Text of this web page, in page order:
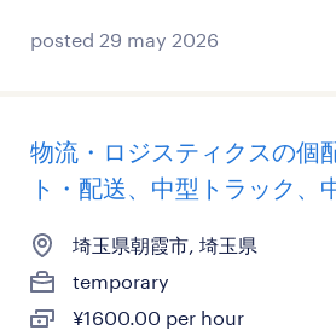
posted 29 may 2026
物流・ロジスティクスの個
ト・配送、中型トラック、
埼玉県朝霞市, 埼玉県
temporary
¥1600.00 per hour